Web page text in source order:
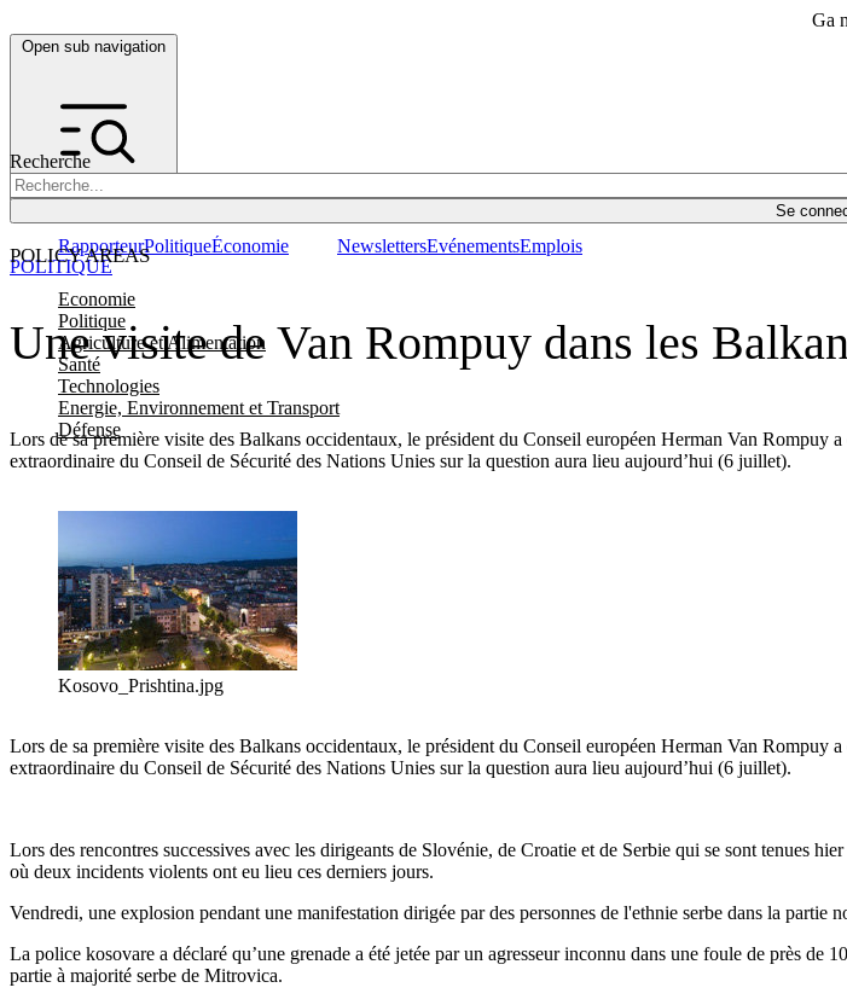
Ga
Open sub navigation
Recherche
Se
POLICY AREAS
Economie
Politique
Agriculture et Alimentation
Santé
Technologies
Energie, Environnement et Transport
Défense
RapporteurPolitiqueÉconomie NewslettersEvénementsEmplois
Une visite de Van Rompuy dans les
Lors de sa première visite des Balkans occidentaux, le président du Conseil européen Herman Van Rompuy
extraordinaire du Conseil de Sécurité des Nations Unies sur la question aura lieu aujourd’hui (6 juillet).
POLITIQUE
Kosovo_Prishtina.jpg
Lors de sa première visite des Balkans occidentaux, le président du Conseil européen Herman Van Rompuy
extraordinaire du Conseil de Sécurité des Nations Unies sur la question aura lieu aujourd’hui (6 juillet).
Lors des rencontres successives avec les dirigeants de Slovénie, de Croatie et de Serbie qui se sont tenues
où deux incidents violents ont eu lieu ces derniers jours.
Vendredi, une explosion pendant une manifestation dirigée par des personnes de l'ethnie serbe dans la
La police kosovare a déclaré qu’une grenade a été jetée par un agresseur inconnu dans une foule de près
partie à majorité serbe de Mitrovica.